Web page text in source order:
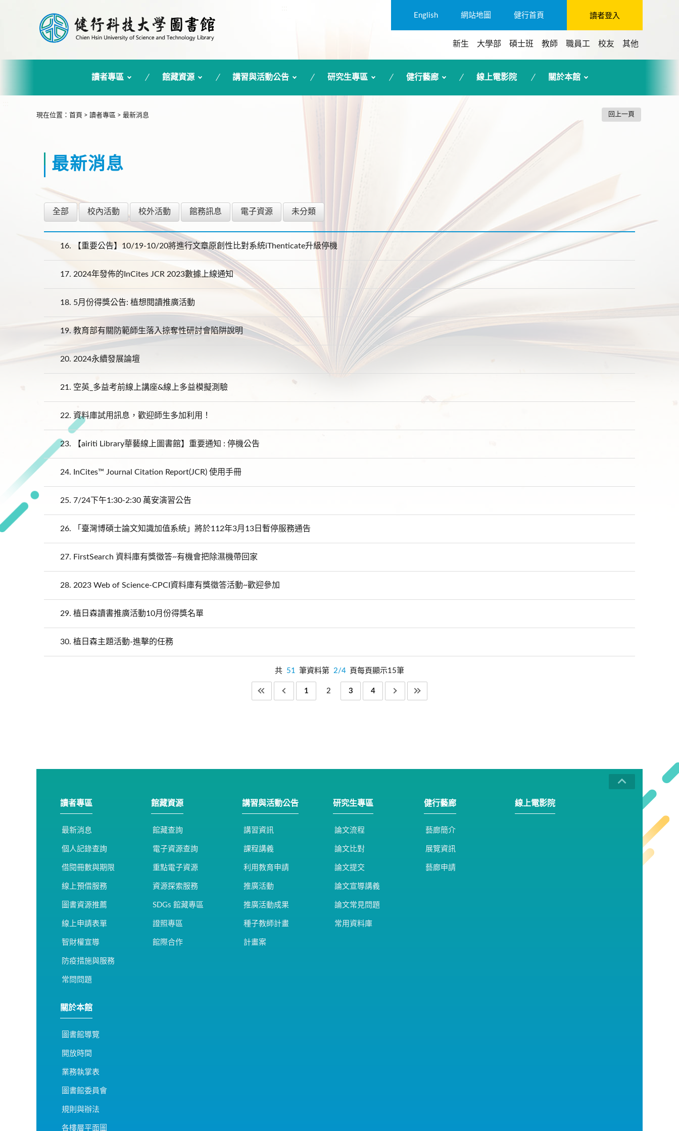
English 網站地圖 健行首頁 讀者登入
新生 大學部 碩士班 教師 職員工 校友 其他
讀者專區 館藏資源 講習與活動公告 研究生專區 健行藝廊 線上電影院 關於本館
現在位置 ： 首頁 > 讀者專區 > 最新消息 回上一頁
最新消息
全部 校內活動 校外活動 館務訊息 電子資源 未分類
16. 【重要公告】10/19-10/20將進行文章原創性比對系統iThenticate升級停機
17. 2024年發佈的InCites JCR 2023數據上線通知
18. 5月份得獎公告: 植想閱讀推廣活動
19. 教育部有關防範師生落入掠奪性研討會陷阱說明
20. 2024永續發展論壇
21. 空英_多益考前線上講座&線上多益模擬測驗
22. 資料庫試用訊息，歡迎師生多加利用！
23. 【airiti Library華藝線上圖書館】重要通知 : 停機公告
24. InCites™ Journal Citation Report(JCR) 使用手冊
25. 7/24下午1:30-2:30 萬安演習公告
26. 「臺灣博碩士論文知識加值系統」將於112年3月13日暫停服務通告
27. FirstSearch 資料庫有獎徵答~有機會把除濕機帶回家
28. 2023 Web of Science-CPCI資料庫有獎徵答活動~歡迎參加
29. 植日森讀書推廣活動10月份得獎名單
30. 植日森主題活動-進擊的任務
共 51 筆資料第 2/4 頁每頁顯示15筆
1 2 3 4
讀者專區
最新消息
個人記錄查詢
借閱冊數與期限
線上預借服務
圖書資源推薦
線上申請表單
智財權宣導
防疫措施與服務
常問問題
館藏資源
館藏查詢
電子資源查詢
重點電子資源
資源探索服務
SDGs 館藏專區
證照專區
館際合作
講習與活動公告
講習資訊
課程講義
利用教育申請
推廣活動
推廣活動成果
種子教師計畫
計畫案
研究生專區
論文流程
論文比對
論文提交
論文宣導講義
論文常見問題
常用資料庫
健行藝廊
藝廊簡介
展覽資訊
藝廊申請
線上電影院
關於本館
圖書館導覽
開放時間
業務執掌表
圖書館委員會
規則與辦法
各樓層平面圖